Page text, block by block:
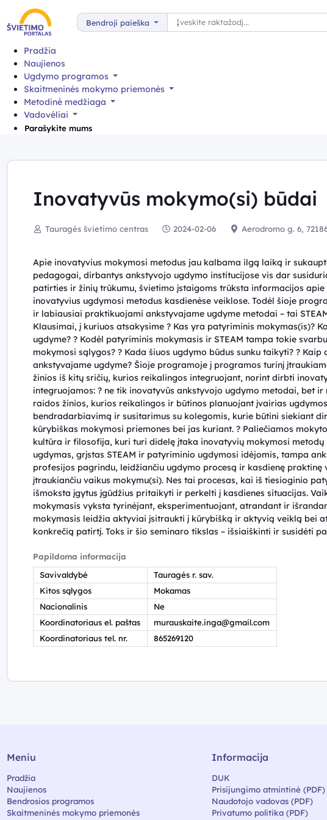
Bendroji paieška
Paieška
Pradžia
Naujienos
Ugdymo programos
Skaitmeninės mokymo priemonės
Metodinė medžiaga
Vadovėliai
Parašykite mums
Inovatyvūs mokymo(si) būdai
Tauragės švietimo centras 2024-02-06 Aerodromo g. 6,
Apie inovatyvius mokymosi metodus jau kalbama ilgą laiką ir
pedagogai, dirbantys ankstyvojo ugdymo institucijose vis dar
patirties ir žinių trūkumu, švietimo įstaigoms trūksta informacijos
inovatyvius ugdymosi metodus kasdienėse veiklose. Todėl šioje
ir labiausiai praktikuojami ankstyvajame ugdyme metodai – tai
Klausimai, į kuriuos atsakysime ? Kas yra patyriminis mokymas(is)?
ugdyme? ? Kodėl patyriminis mokymasis ir STEAM tampa tokie
mokymosi sąlygos? ? Kada šiuos ugdymo būdus sunku taikyti? ?
ankstyvajame ugdyme? Šioje programoje į programos turinį
žinios iš kitų sričių, kurios reikalingos integruojant, norint dirbti
integruojamos: ? ne tik inovatyvūs ankstyvojo ugdymo metodai, bet
raidos žinios, kurios reikalingos ir būtinos planuojant įvairias
bendradarbiavimą ir susitarimus su kolegomis, kurie būtini siekiant
kūrybiškas mokymosi priemones bei jas kuriant. ? Paliečiamos
kultūra ir filosofija, kuri turi didelę įtaka inovatyvių mokymosi
ugdymas, grįstas STEAM ir patyriminio ugdymosi idėjomis, tampa
profesijos pagrindu, leidžiančiu ugdymo procesą ir kasdienę
įtraukiančiu vaikus mokymu(si). Nes tai procesas, kai iš tiesioginio
išmoksta įgytus įgūdžius pritaikyti ir perkelti į kasdienes situacijas.
mokymasis vyksta tyrinėjant, eksperimentuojant, atrandant ir
mokymasis leidžia aktyviai įsitraukti į kūrybišką ir aktyvią veiklą bei
konkrečią patirtį. Toks ir šio seminaro tikslas – išsiaiškinti ir susidėti
Papildoma informacija
Savivaldybė
Tauragės r. sav.
Kitos sąlygos
Mokamas
Nacionalinis
Ne
Koordinatoriaus el. paštas
murauskaite.inga@gmail.com
Koordinatoriaus tel. nr.
865269120
Meniu
Pradžia
Naujienos
Bendrosios programos
Skaitmeninės mokymo priemonės
Informacija
DUK
Prisijungimo atmintinė (PDF)
Naudotojo vadovas (PDF)
Privatumo politika (PDF)